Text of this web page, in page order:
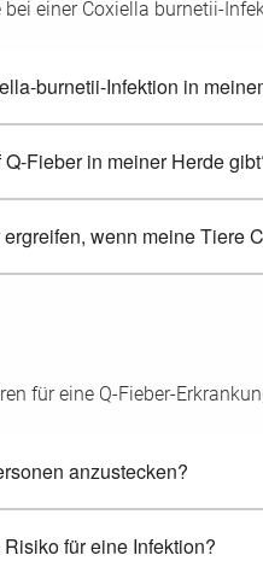
einer Coxiella burnetii-
burnetii-Infektion in
Fieber in meiner Herde
wenn meine Tiere
für eine Q-Fieber-
anzustecken?
für eine Infektion?